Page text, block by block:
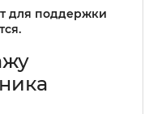
для поддержки